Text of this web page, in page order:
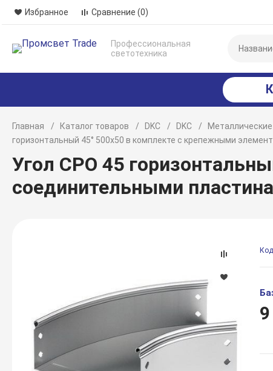
Избранное Сравнение (0)
Профессиональная
светотехника
Главная Каталог товаров DKC DKC
горизонтальный 45° 500х50 в комплекте с крепежными
Угол CPO 45
соединительными